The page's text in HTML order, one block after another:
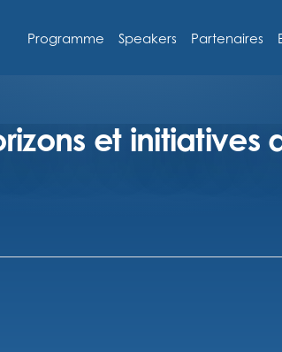
Programme Speakers Partenaires
et initiatives